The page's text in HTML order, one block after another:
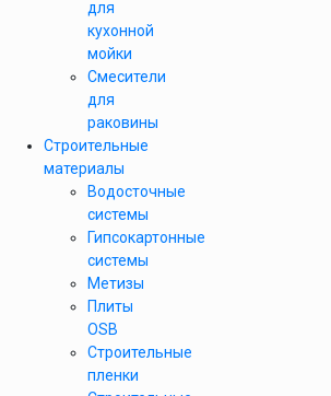
для
кухонной
мойки
Смесители
для
раковины
Строительные
материалы
Водосточные
системы
Гипсокартонные
системы
Метизы
Плиты
OSB
Строительные
пленки